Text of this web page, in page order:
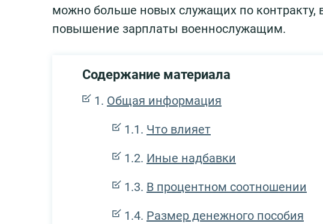
можно больше новых служащих по контракту,
повышение зарплаты военнослужащим.
Содержание материала
Общая информация
Что влияет
Иные надбавки
В процентном соотношении
Размер денежного пособия